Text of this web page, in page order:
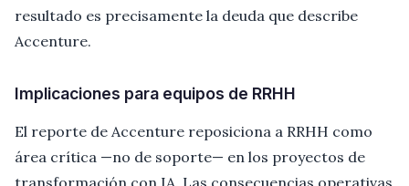
resultado es precisamente la deuda que describe
Accenture.
Implicaciones para equipos de RRHH
El reporte de Accenture reposiciona a RRHH como
área crítica —no de soporte— en los proyectos de
transformación con IA. Las consecuencias operativas